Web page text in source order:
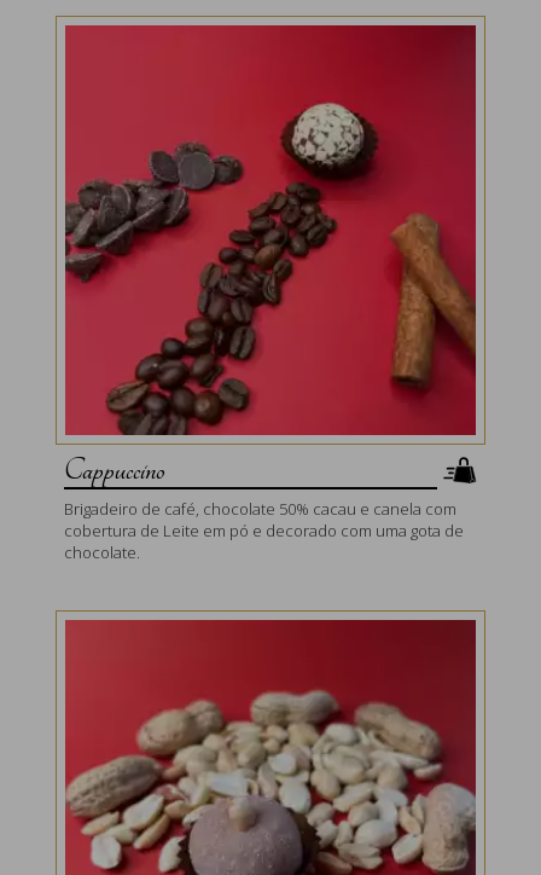
Cappuccino
Brigadeiro de café, chocolate 50% cacau e canela com
cobertura de Leite em pó e decorado com uma gota de
chocolate.